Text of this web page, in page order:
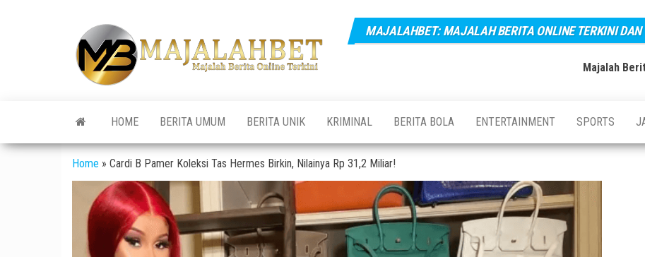
Majalahbet:
Terkini dan
Terupdate
Indonesia
Majalah
Hari Ini
MAJALAHBET: MAJALAH BERITA ONLINE TERKINI DAN
Majalah
HOME BERITA UMUM BERITA UNIK KRIMINAL BERITA BOLA ENTERTAINMENT SPORTS
Home » Cardi B Pamer Koleksi Tas Hermes Birkin, Nilainya Rp 31,2 Miliar!